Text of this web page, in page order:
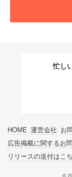
忙し
HOME 運営会社 お
広告掲載に関するお
リリースの送付はこ
©